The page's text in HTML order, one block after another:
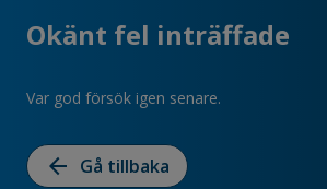
Okänt fel inträffade
Var god försök igen senare.
arrow_back Gå tillbaka